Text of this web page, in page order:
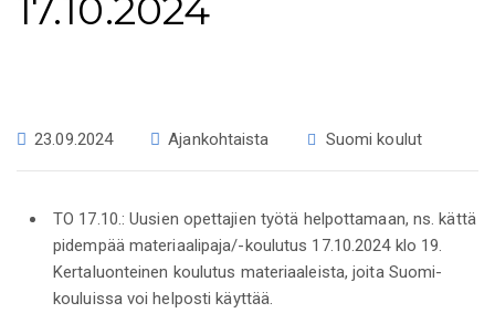
17.10.2024
23.09.2024 Ajankohtaista Suomi koulut
TO 17.10.: Uusien opettajien työtä helpottamaan, ns. kättä
pidempää materiaalipaja/-koulutus 17.10.2024 klo 19.
Kertaluonteinen koulutus materiaaleista, joita Suomi-
kouluissa voi helposti käyttää.